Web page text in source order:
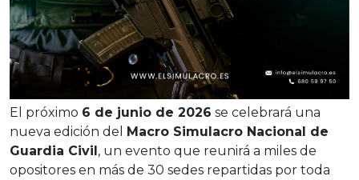
El próximo 6 de junio de 2026 se celebrará una
nueva edición del Macro Simulacro Nacional de
Guardia Civil, un evento que reunirá a miles de
opositores en más de 30 sedes repartidas por toda